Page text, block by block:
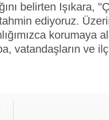
belirten Işıkara,
ediyoruz.
korumaya
vatandaşların ve